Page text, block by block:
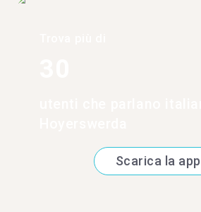
Scarica la app